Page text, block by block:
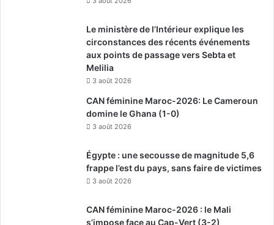
Le ministère de l’Intérieur explique les
circonstances des récents événements
aux points de passage vers Sebta et
Melilia
3 août 2026
CAN féminine Maroc-2026: Le Cameroun
domine le Ghana (1-0)
3 août 2026
Égypte : une secousse de magnitude 5,6
frappe l’est du pays, sans faire de victimes
3 août 2026
CAN féminine Maroc-2026 : le Mali
s’impose face au Cap-Vert (3-2)